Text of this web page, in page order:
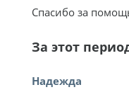
Спасибо за
За этот
Надежда